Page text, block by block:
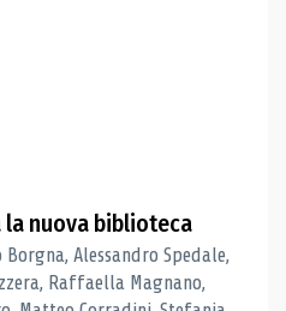
la nuova biblioteca
Alessandro Spedale,
Raffaella Magnano,